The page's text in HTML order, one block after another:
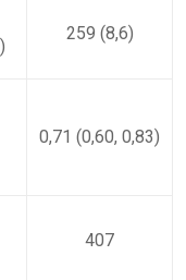
259 (8,6)
0,71 (0,60, 0,83)
407